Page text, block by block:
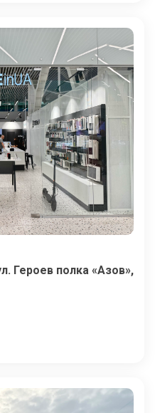
Героев полка «Азов»,